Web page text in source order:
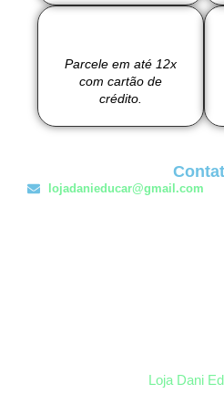
Parcele em até 12x
com cartão de
crédito.
lojadanieducar@gmail.com
Loja Dani